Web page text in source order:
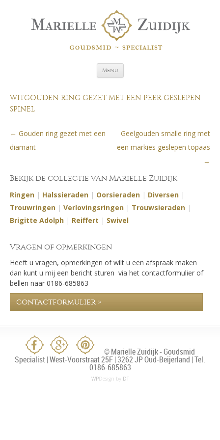
Menu Spring naar de inhoud
WITGOUDEN RING GEZET MET EEN PEER GESLEPEN
SPINEL
Berichtnavigatie
← Gouden ring gezet met een
diamant
Geelgouden smalle ring met
een markies geslepen topaas
→
Bekijk de collectie van Marielle Zuidijk
Ringen | Halssieraden | Oorsieraden | Diversen |
Trouwringen | Verlovingsringen | Trouwsieraden |
Brigitte Adolph | Reiffert | Swivel
Vragen of opmerkingen
Heeft u vragen, opmerkingen of wilt u een afspraak maken
dan kunt u mij een bericht sturen via het contactformulier of
bellen naar 0186-685863
contactformulier »
© Marielle Zuidijk - Goudsmid
Specialist | West-Voorstraat 25F | 3262 JP Oud-Beijerland | Tel.
0186-685863
WPDesign by DT